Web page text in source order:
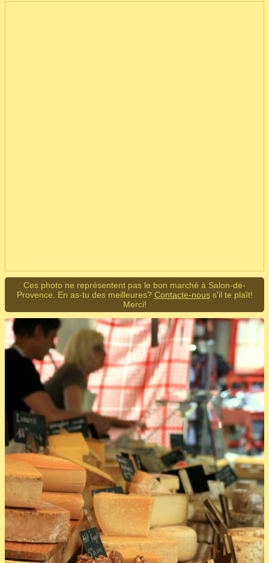
Ces photo ne représentent pas le bon marché à Salon-de-
Provence. En as-tu des meilleures? Contacte-nouss'il te plaît!
Merci!